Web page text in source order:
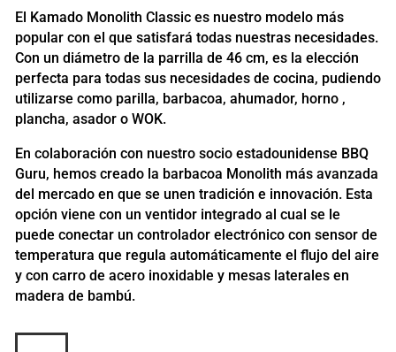
El Kamado Monolith Classic es nuestro modelo más
popular con el que satisfará todas nuestras necesidades.
Con un diámetro de la parrilla de 46 cm, es la elección
perfecta para todas sus necesidades de cocina, pudiendo
utilizarse como parilla, barbacoa, ahumador, horno ,
plancha, asador o WOK.
En colaboración con nuestro socio estadounidense BBQ
Guru, hemos creado la barbacoa Monolith más avanzada
del mercado en que se unen tradición e innovación. Esta
opción viene con un ventidor integrado al cual se le
puede conectar un controlador electrónico con sensor de
temperatura que regula automáticamente el flujo del aire
y con carro de acero inoxidable y mesas laterales en
madera de bambú.